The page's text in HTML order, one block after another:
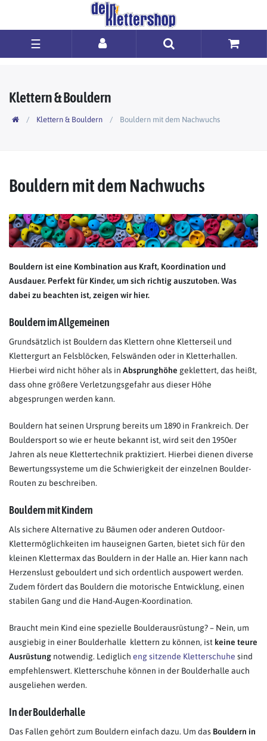
☰
Klettern & Bouldern
Klettern & Bouldern Bouldern mit dem Nachwuchs
Bouldern mit dem Nachwuchs
Bouldern ist eine Kombination aus Kraft, Koordination und
Ausdauer. Perfekt für Kinder, um sich richtig auszutoben. Was
dabei zu beachten ist, zeigen wir hier.
Bouldern im Allgemeinen
Grundsätzlich ist Bouldern das Klettern ohne Kletterseil und
Klettergurt an Felsblöcken, Felswänden oder in Kletterhallen.
Hierbei wird nicht höher als in Absprunghöhe geklettert, das heißt,
dass ohne größere Verletzungsgefahr aus dieser Höhe
abgesprungen werden kann.
Bouldern hat seinen Ursprung bereits um 1890 in Frankreich. Der
Bouldersport so wie er heute bekannt ist, wird seit den 1950er
Jahren als neue Klettertechnik praktiziert. Hierbei dienen diverse
Bewertungssysteme um die Schwierigkeit der einzelnen Boulder-
Routen zu beschreiben.
Bouldern mit Kindern
Als sichere Alternative zu Bäumen oder anderen Outdoor-
Klettermöglichkeiten im hauseignen Garten, bietet sich für den
kleinen Klettermax das Bouldern in der Halle an. Hier kann nach
Herzenslust gebouldert und sich ordentlich auspowert werden.
Zudem fördert das Bouldern die motorische Entwicklung, einen
stabilen Gang und die Hand-Augen-Koordination.
Braucht mein Kind eine spezielle Boulderausrüstung? – Nein, um
ausgiebig in einer Boulderhalle klettern zu können, ist keine teure
Ausrüstung notwendig. Lediglich eng sitzende Kletterschuhe sind
empfehlenswert. Kletterschuhe können in der Boulderhalle auch
ausgeliehen werden.
In der Boulderhalle
Das Fallen gehört zum Bouldern einfach dazu. Um das Bouldern in